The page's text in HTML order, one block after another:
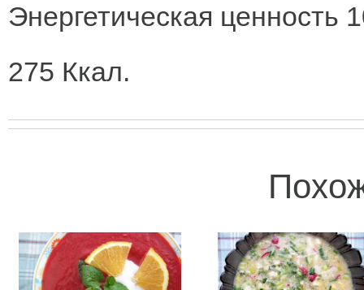
Энергетическая ценность
275 Ккал.